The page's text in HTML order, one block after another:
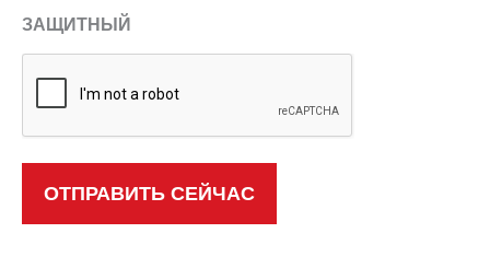
ЗАЩИТНЫЙ